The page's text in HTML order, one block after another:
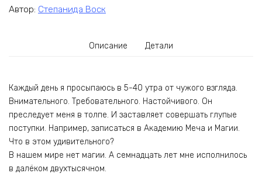
Автор: Степанида Воск
Описание Детали
Каждый день я просыпаюсь в 5-40 утра от чужого взгляда.
Внимательного. Требовательного. Настойчивого. Он
преследует меня в толпе. И заставляет совершать глупые
поступки. Например, записаться в Академию Меча и Магии.
Что в этом удивительного?
В нашем мире нет магии. А семнадцать лет мне исполнилось
в далёком двухтысячном.